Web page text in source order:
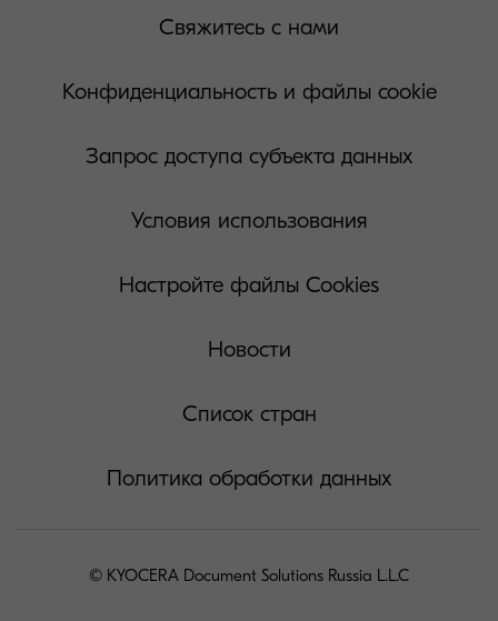
Свяжитесь с нами
Конфиденциальность и файлы cookie
Запрос доступа субъекта данных
Условия использования
Настройте файлы Cookies
Новости
Список стран
Политика обработки данных
© KYOCERA Document Solutions Russia L.L.C